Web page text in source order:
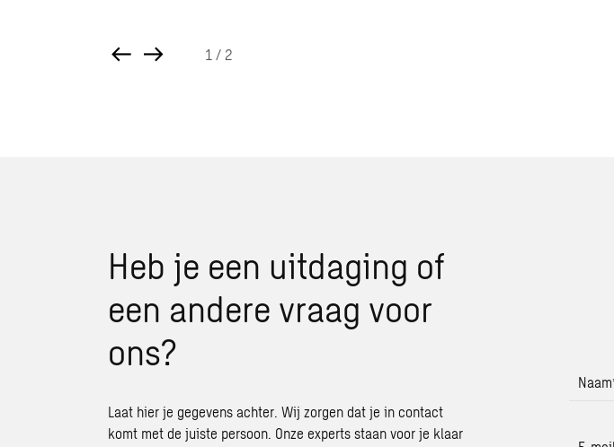
1 / 2
Heb je een uitdaging of
een andere vraag voor
ons?
Laat hier je gegevens achter. Wij zorgen dat je in contact
komt met de juiste persoon. Onze experts staan voor je klaar
Naam